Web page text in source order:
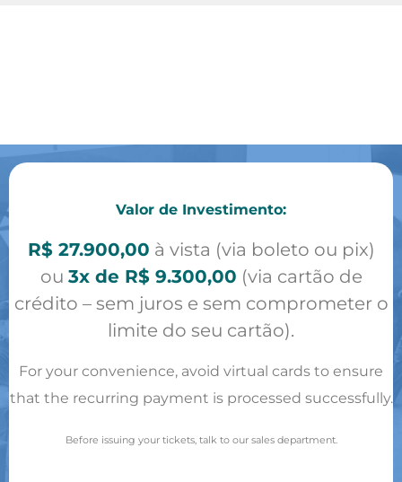
Valor de Investimento:
R$ 27.900,00 à vista (via boleto ou pix)
ou 3x de R$ 9.300,00 (via cartão de
crédito – sem juros e sem comprometer o
limite do seu cartão).
For your convenience, avoid virtual cards to ensure
that the recurring payment is processed successfully.
Before issuing your tickets, talk to our sales department.